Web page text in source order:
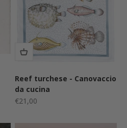
Reef turchese - Canovaccio
da cucina
Prezzo scontato
€21,00